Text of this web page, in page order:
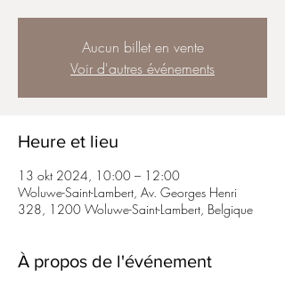
Aucun billet en vente
Voir d'autres événements
Heure et lieu
13 okt 2024, 10:00 – 12:00
Woluwe-Saint-Lambert, Av. Georges Henri
328, 1200 Woluwe-Saint-Lambert, Belgique
À propos de l'événement